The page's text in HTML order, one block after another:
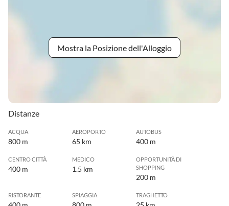
Mostra la Posizione dell'Alloggio
Distanze
ACQUA
800 m
AEROPORTO
65 km
AUTOBUS
400 m
CENTRO CITTÀ
400 m
MEDICO
1.5 km
OPPORTUNITÀ DI
SHOPPING
200 m
RISTORANTE SPIAGGIA TRAGHETTO